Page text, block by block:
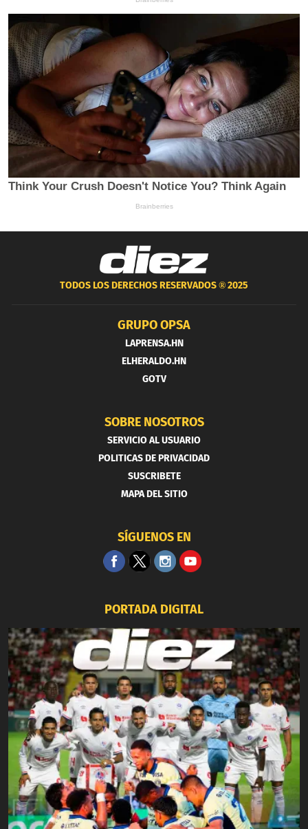
TODOS LOS DERECHOS RESERVADOS ®2025
GRUPO OPSA
LAPRENSA.HN
ELHERALDO.HN
GOTV
SOBRE NOSOTROS
SERVICIO AL USUARIO
POLITICAS DE PRIVACIDAD
SUSCRIBETE
MAPA DEL SITIO
SÍGUENOS EN
PORTADA DIGITAL